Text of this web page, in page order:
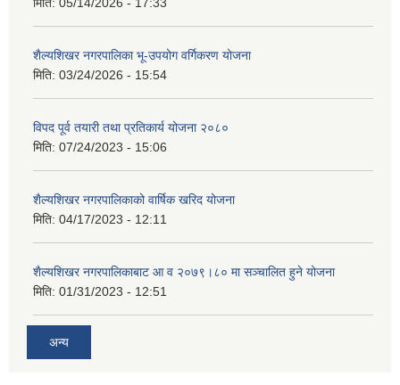
मिति: 05/14/2026 - 17:33
शैल्यशिखर नगरपालिका भू-उपयोग वर्गिकरण योजना
मिति: 03/24/2026 - 15:54
विपद पूर्व तयारी तथा प्रतिकार्य योजना २०८०
मिति: 07/24/2023 - 15:06
शैल्यशिखर नगरपालिकाको वार्षिक खरिद योजना
मिति: 04/17/2023 - 12:11
शैल्यशिखर नगरपालिकाबाट आ व २०७९।८० मा सञ्चालित हुने योजना
मिति: 01/31/2023 - 12:51
अन्य